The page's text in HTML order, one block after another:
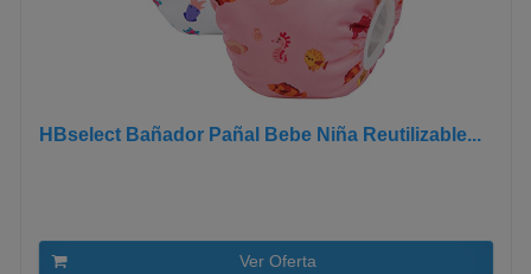
HBselect Bañador Pañal Bebe Niña Reutilizable...
Ver Oferta